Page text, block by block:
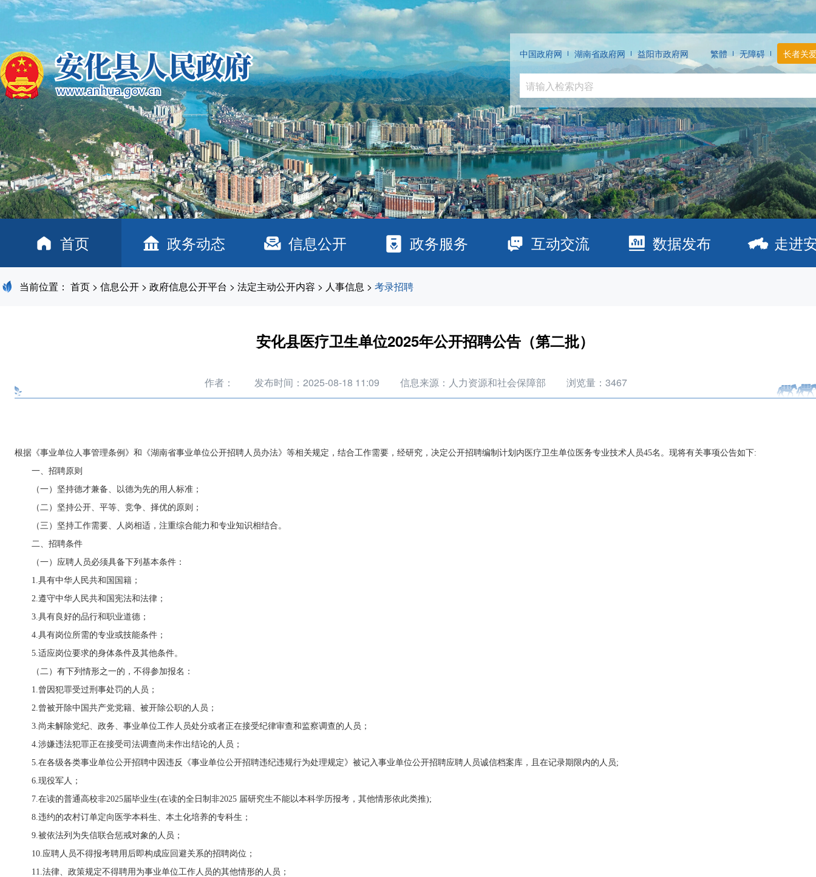
中国政府网 湖南省政府网 益阳市政府网 繁體 无障碍 长者关
首页 政务动态 信息公开 政务服务 互动交流 数据发布 走进
当前位置： 首页 > 信息公开 > 政府信息公开平台 > 法定主动公开内容 > 人事信息 > 考录招聘
安化县医疗卫生单位2025年公开招聘公告（第二批）
作者： 发布时间：2025-08-18 11:09 信息来源：人力资源和社会保障部 浏览量： 3467
根据《事业单位人事管理条例》和《湖南省事业单位公开招聘人员办法》等相关规定，结合工作需要，经研究，决定公开招聘编制计划内医疗卫生单位医务专业技术人员45名。现将有关事项公告如下:
一、招聘原则
（一）坚持德才兼备、以德为先的用人标准；
（二）坚持公开、平等、竞争、择优的原则；
（三）坚持工作需要、人岗相适，注重综合能力和专业知识相结合。
二、招聘条件
（一）应聘人员必须具备下列基本条件：
1.具有中华人民共和国国籍；
2.遵守中华人民共和国宪法和法律；
3.具有良好的品行和职业道德；
4.具有岗位所需的专业或技能条件；
5.适应岗位要求的身体条件及其他条件。
（二）有下列情形之一的，不得参加报名：
1.曾因犯罪受过刑事处罚的人员；
2.曾被开除中国共产党党籍、被开除公职的人员；
3.尚未解除党纪、政务、事业单位工作人员处分或者正在接受纪律审查和监察调查的人员；
4.涉嫌违法犯罪正在接受司法调查尚未作出结论的人员；
5.在各级各类事业单位公开招聘中因违反《事业单位公开招聘违纪违规行为处理规定》被记入事业单位公开招聘应聘人员诚信档案库，且在记录期限内的人员;
6.现役军人；
7.在读的普通高校非2025届毕业生(在读的全日制非2025 届研究生不能以本科学历报考，其他情形依此类推);
8.违约的农村订单定向医学本科生、本土化培养的专科生；
9.被依法列为失信联合惩戒对象的人员；
10.应聘人员不得报考聘用后即构成应回避关系的招聘岗位；
11.法律、政策规定不得聘用为事业单位工作人员的其他情形的人员；